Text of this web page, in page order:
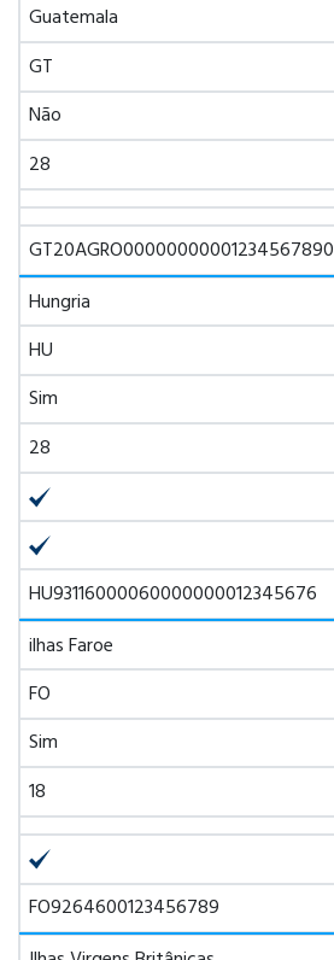
Guatemala
GT
Não
28
GT20AGRO00000000001234567890
Hungria
HU
Sim
28
HU93116000060000000012345676
ilhas Faroe
FO
Sim
18
FO9264600123456789